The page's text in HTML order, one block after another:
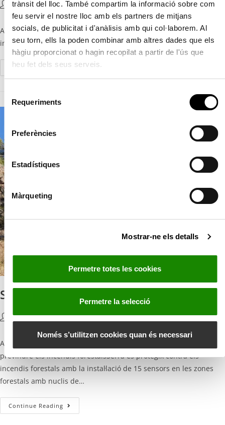
trànsit del lloc. També compartim la informació sobre com
feu servir el nostre lloc amb els partners de mitjans
socials, de publicitat i d'anàlisis amb qui col·laborem. Al
seu torn, ells la poden combinar amb altres dades que els
hàgiu proporcionat o hagin recopilat a partir de l'ús que
heu fet dels seus serveis.
c
c
i
ó
d
e
c
o
n
s
e
n
i
e
t
Requeriments
Preferències
Estadístiques
Màrqueting
Mostrar-ne els detalls
Permetre totes les cookies
Permetre la selecció
Només s’utilitzen cookies quan és necessari
Guillem Domingo 22 Març, 2023 Event
Amb l'especialista Alexander Rose19:00 horesNo necessita
inscripcióPúblic juvenil i adult
Continue Reading
Sensors contra el foc
Guillem Domingo 15 Març, 2023 Uncategorized @va
ACTUALIDAD Noticias L’Ajuntament instal·la 15 sensors per
previndre els incendis forestalsSerra es protegix contra els
incendis forestals amb la instal·lació de 15 sensors en les zones
forestals amb nuclis de…
Continue Reading